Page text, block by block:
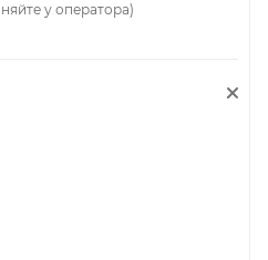
у оператора)